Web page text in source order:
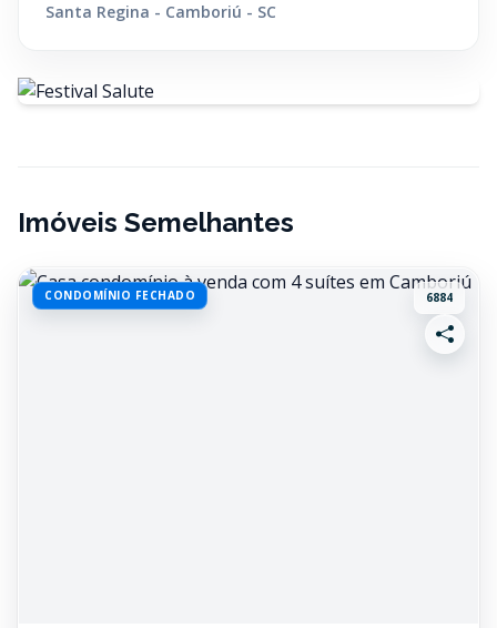
Santa Regina - Camboriú - SC
Imóveis Semelhantes
CONDOMÍNIO FECHADO 6884